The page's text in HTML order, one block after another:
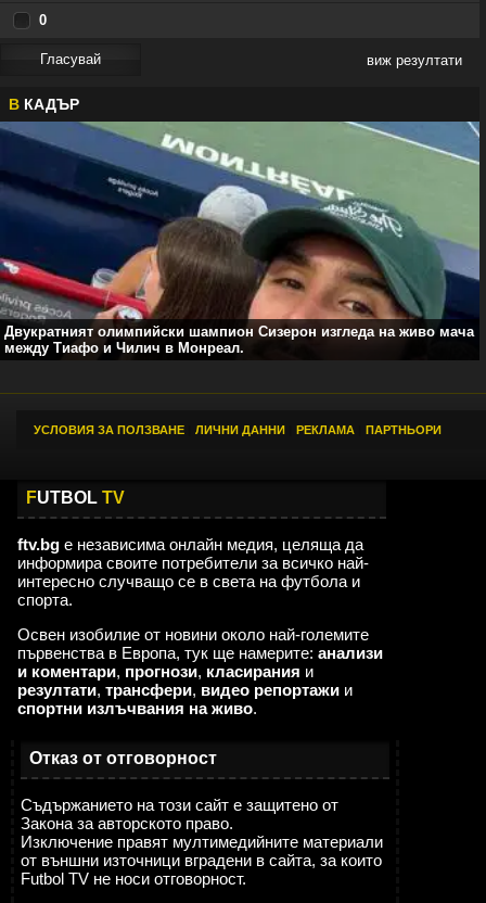
0
виж резултати
В КАДЪР
Двукратният олимпийски шампион Сизерон изгледа на живо мача
между Тиафо и Чилич в Монреал.
УСЛОВИЯ ЗА ПОЛЗВАНЕ ЛИЧНИ ДАННИ РЕКЛАМА ПАРТНЬОРИ
FUTBOL TV
ftv.bg е независима онлайн медия, целяща да
информира своите потребители за всичко най-
интересно случващо се в света на футбола и
спорта.
Освен изобилие от новини около най-големите
първенства в Европа, тук ще намерите: анализи
и коментари, прогнози, класирания и
резултати, трансфери, видео репортажи и
спортни излъчвания на живо.
Отказ от отговорност
Съдържанието на този сайт е защитено от
Закона за авторското право.
Изключение правят мултимедийните материали
от външни източници вградени в сайта, за които
Futbol TV не носи отговорност.